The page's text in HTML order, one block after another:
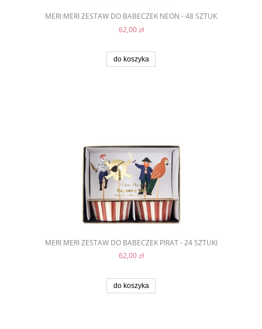
MERI MERI ZESTAW DO BABECZEK NEON - 48 SZTUK
62,00 zł
do koszyka
MERI MERI ZESTAW DO BABECZEK PIRAT - 24 SZTUKI
62,00 zł
do koszyka